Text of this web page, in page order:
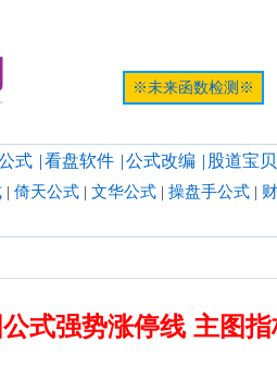
※未来函数检测※
式 |看盘软件 |公式改编 | 股道宝贝
| 倚天公式 | 文华公式 | 操盘手公式 |
式强势涨停线 主图